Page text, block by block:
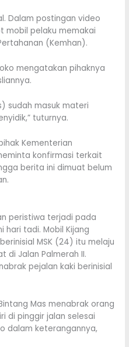
Dalam postingan video
mobil pelaku memakai
(Kemhan).
mengatakan pihaknya
sudah masuk materi
tuturnya.
Kementerian
konfirmasi terkait
berita ini dimuat belum
peristiwa terjadi pada
hari tadi. Mobil Kijang
MSK (24) itu melaju
di Jalan Palmerah II.
pejalan kaki berinisial
Mas menabrak orang
di pinggir jalan selesai
dalam keterangannya,